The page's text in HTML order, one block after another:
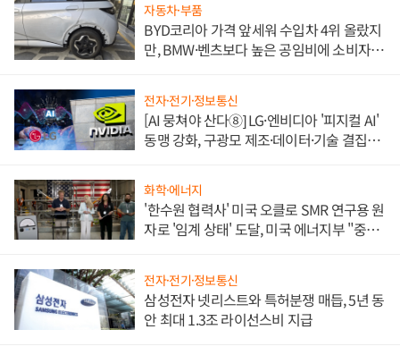
자동차·부품
BYD코리아 가격 앞세워 수입차 4위 올랐지
만, BMW·벤츠보다 높은 공임비에 소비자
전자·전기·정보통신
[AI 뭉쳐야 산다⑧] LG·엔비디아 '피지컬 AI'
동맹 강화, 구광모 제조·데이터·기술 결집
화학·에너지
'한수원 협력사' 미국 오클로 SMR 연구용 원
자로 '임계 상태' 도달, 미국 에너지부 "중요
전자·전기·정보통신
삼성전자 넷리스트와 특허분쟁 매듭, 5년 동
안 최대 1.3조 라이선스비 지급